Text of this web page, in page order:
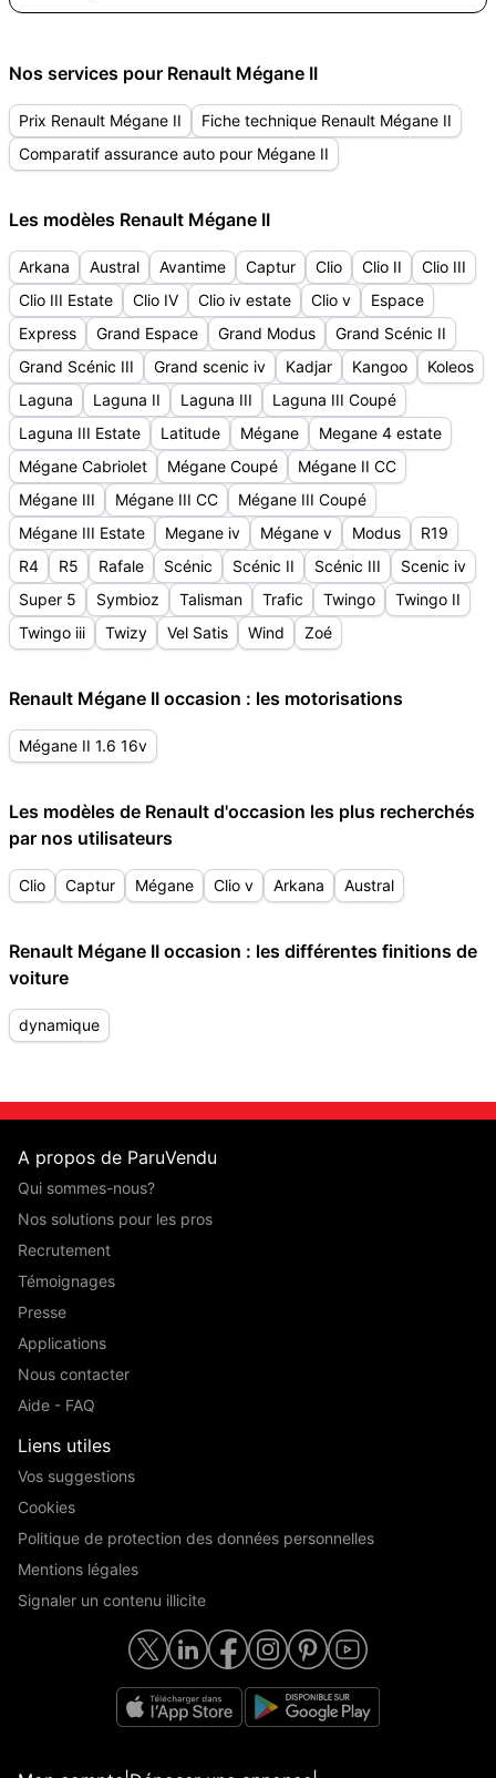
Nos services pour Renault Mégane II
Prix Renault Mégane II
Fiche technique Renault Mégane II
Comparatif assurance auto pour Mégane II
Les modèles Renault Mégane II
Arkana Austral Avantime Captur Clio Clio II
Clio III
Clio III Estate
Clio IV Clio iv estate Clio v
Espace
Express
Grand Espace Grand Modus
Grand Scénic II
Grand Scénic III
Grand scenic iv Kadjar Kangoo
Koleos
Laguna
Laguna II Laguna III
Laguna III Coupé
Laguna III Estate
Latitude Mégane
Megane 4 estate
Mégane Cabriolet
Mégane Coupé
Mégane II CC
Mégane III
Mégane III CC
Mégane III Coupé
Mégane III Estate
Megane iv Mégane v Modus
R19
R4
R5 Rafale Scénic Scénic II Scénic III
Scenic iv
Super 5
Symbioz Talisman Trafic Twingo
Twingo II
Twingo iii
Twizy Vel Satis Wind Zoé
Renault Mégane II occasion : les motorisations
Mégane II 1.6 16v
Les modèles de Renault d'occasion les plus recherchés
par nos utilisateurs
Clio Captur Mégane Clio v Arkana Austral
Renault Mégane II occasion : les différentes finitions de
voiture
dynamique
A propos de ParuVendu
Qui sommes-nous?
Nos solutions pour les pros
Recrutement
Témoignages
Presse
Applications
Nous contacter
Aide - FAQ
Liens utiles
Vos suggestions
Cookies
Politique de protection des données personnelles
Mentions légales
Signaler un contenu illicite